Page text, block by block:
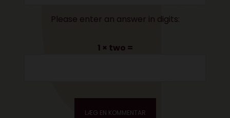
Please enter an answer in digits:
1 × two =